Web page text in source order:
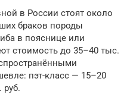
в России стоят около
браков породы
в пояснице или
стоимость до 35–40 тыс.
пэт-класс — 15–20
руб.